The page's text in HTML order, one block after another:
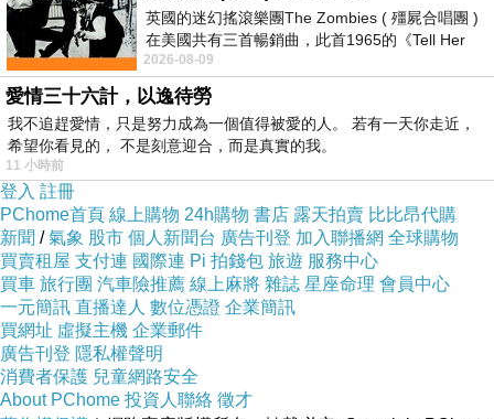
英國的迷幻搖滾樂團The Zombies ( 殭屍合唱團 )
在美國共有三首暢銷曲，此首1965的《Tell Her
No》即為其中之一，在告示牌百大單曲
2026-08-09
愛情三十六計，以逸待勞
我不追趕愛情，只是努力成為一個值得被愛的人。 若有一天你走近，
希望你看見的， 不是刻意迎合，而是真實的我。
11 小時前
登入 註冊
PChome首頁 線上購物 24h購物 書店 露天拍賣 比比昂代購
新聞 /氣象 股市 個人新聞台 廣告刊登 加入聯播網 全球購物
買賣租屋 支付連 國際連 Pi 拍錢包 旅遊 服務中心
買車 旅行團 汽車險推薦 線上麻將 雜誌 星座命理 會員中心
一元簡訊 直播達人 數位憑證 企業簡訊
買網址 虛擬主機 企業郵件
廣告刊登 隱私權聲明
消費者保護 兒童網路安全
About PChome 投資人聯絡 徵才